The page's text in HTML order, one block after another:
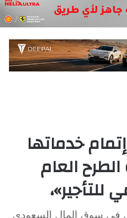
خدماتها
العام